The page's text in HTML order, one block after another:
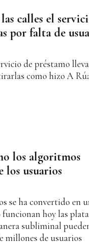
calles el
por falta de
de préstamo
como hizo A
los algoritmos
los usuarios
se ha convertido en
hoy las
subliminal
millones de usuarios